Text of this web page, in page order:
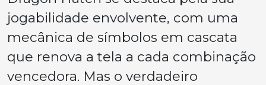
jogabilidade envolvente, com uma
mecânica de símbolos em cascata
que renova a tela a cada combinação
vencedora. Mas o verdadeiro